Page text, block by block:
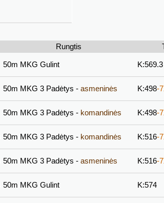
Rungtis
50m MKG Gulint K:569.3
50m MKG 3 Padėtys - asmeninės K:498-
50m MKG 3 Padėtys - komandinės K:498-
50m MKG 3 Padėtys - komandinės K:516-
50m MKG 3 Padėtys - asmeninės K:516-
50m MKG Gulint K:574